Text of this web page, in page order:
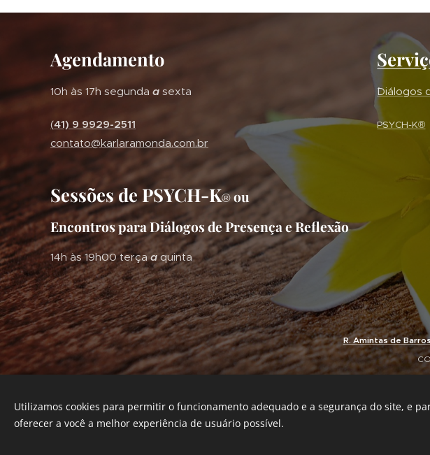
Agendamento
10h às 17h segunda a sexta
(41) 9 9929-2511
contato@karlaramonda.com.br
Sessões de PSYCH-K®ou
Encontros para Diálogos de Presença e Reflexão
14h às 19h00 terçaaquinta
PSYCH-K®
R. Amintas de
Utilizamos cookies para permitir o funcionamento adequado e a segurança do site, e
oferecer a você a melhor experiência de usuário possível.